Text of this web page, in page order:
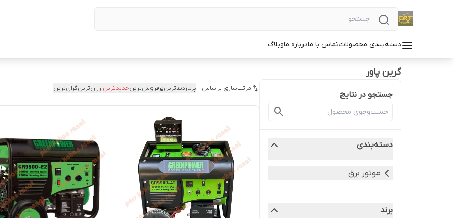
دسته‌بندی محصولاتتماس با مادرباره ماوبلاگ
گرین پاور
جستجو در نتایج
دسته‌بندی
موتور برق
برند
مرتب‌سازی براساس: پربازدیدترینپرفروش‌ترینجدیدترینارزان‌ترینگران‌ترین